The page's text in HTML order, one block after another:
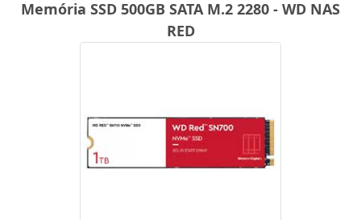
Memória SSD 500GB SATA M.2 2280 - WD NAS
RED